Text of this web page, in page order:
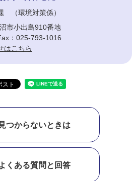
環境対策係
市小出島910番地
：025-793-1016
はこちら
見つからないときは
くある質問と回答